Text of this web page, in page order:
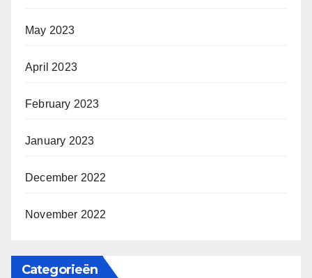
May 2023
April 2023
February 2023
January 2023
December 2022
November 2022
Categorieën